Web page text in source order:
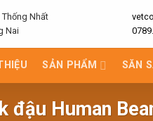
Thống Nhất
Nai
SẢN PHẨM SĂN
đậu Human